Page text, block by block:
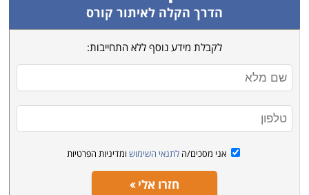
הדרך הקלה לאיתור קורס
לקבלת מידע נוסף ללא התחייבות:
אני מסכים/ה לתנאי השימוש ומדיניות הפרטיות
חזרו אלי